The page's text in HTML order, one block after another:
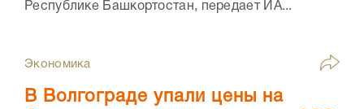
Республике Башкортостан, передает ИА...
Экономика
В Волгограде упали цены на